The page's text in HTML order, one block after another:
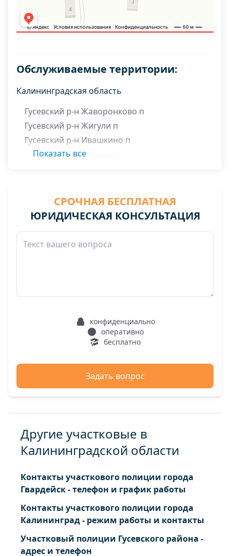
Обслуживаемые территории:
Калининградская область
Гусевский р-н Жаворонково п
Гусевский р-н Жигули п
Гусевский р-н Ивашкино п
Гусевский р-н Казаково п
Гусевский р-н Мишкино п
Гусевский р-н Синявино п
Гусевский район
Показать все
СРОЧНАЯ БЕСПЛАТНАЯ
ЮРИДИЧЕСКАЯ КОНСУЛЬТАЦИЯ
конфиденциально
оперативно
бесплатно
Задать вопрос
Другие участковые в
Калининградской области
Контакты участкового полиции города
Гвардейск - телефон и график работы
Контакты участкового полиции города
Калининград - режим работы и контакты
Участковый полиции Гусевского района -
адрес и телефон